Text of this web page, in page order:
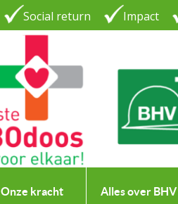
Social return Impact
Onze kracht Alles over